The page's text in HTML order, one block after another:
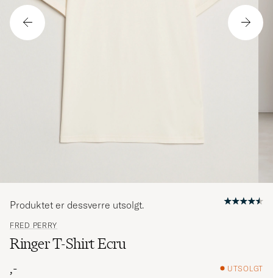
FRED PERRY
Ringer T-Shirt Ecru
,-
UTSOLGT
Produktet er dessverre utsolgt.